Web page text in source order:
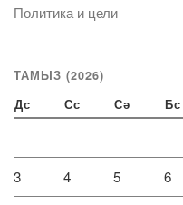
Политика и цели
ТАМЫЗ (2026)
Дс Сс Сә Бс
3 4 5 6